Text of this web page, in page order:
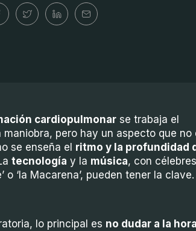
cardiopulmonar se trabaja el
pero hay un aspecto que no
se enseña el ritmo y la profundidad
tecnología y la música, con célebres
o ‘la Macarena’, pueden tener la clave.
lo principal es no dudar a la